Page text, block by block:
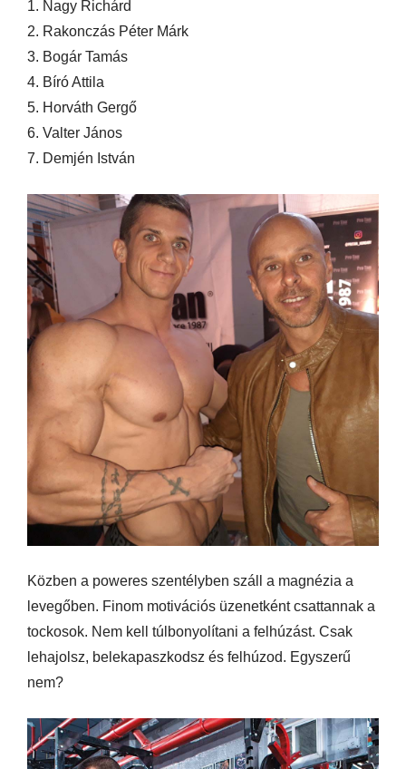
1. Nagy Richárd
2. Rakonczás Péter Márk
3. Bogár Tamás
4. Bíró Attila
5. Horváth Gergő
6. Valter János
7. Demjén István
Közben a poweres szentélyben száll a magnézia a
levegőben. Finom motivációs üzenetként csattannak a
tockosok. Nem kell túlbonyolítani a felhúzást. Csak
lehajolsz, belekapaszkodsz és felhúzod. Egyszerű
nem?